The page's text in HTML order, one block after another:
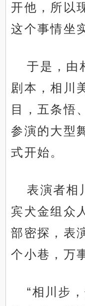
开他，所以
这个事情坐
于是，由
剧本，相川
目，五条悟
参演的大型
式开始。
表演者相
宾犬金组众
部密探，表
个小巷，万
“相川步